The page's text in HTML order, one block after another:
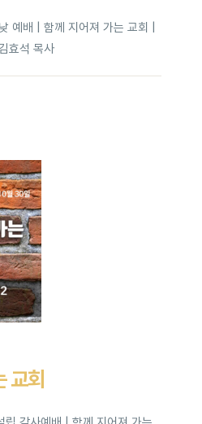
예배 | 함께 지어져 가는 교회 |
효석 목사
교회